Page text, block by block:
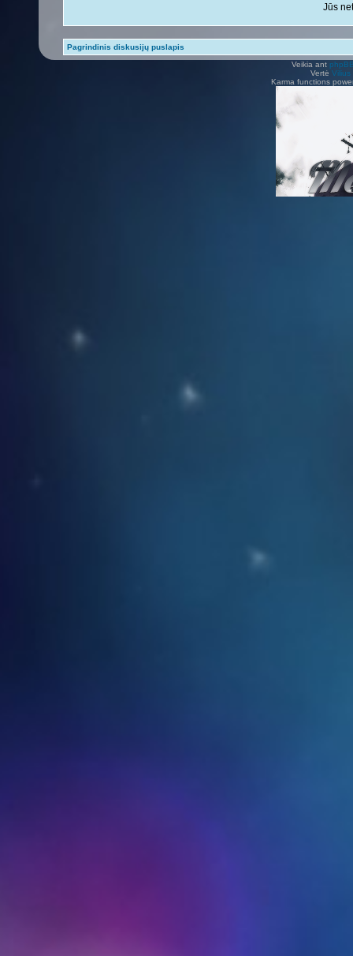
Jūs
Pagrindinis diskusijų puslapis
Veikia ant
Vertė Vilius
Karma functions